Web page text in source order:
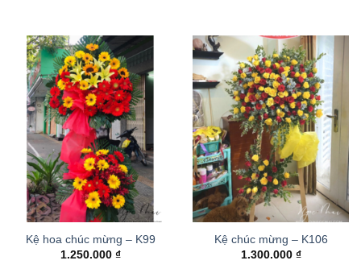
Kệ hoa chúc mừng – K99
1.250.000 ₫
Kệ chúc mừng – K106
1.300.000 ₫